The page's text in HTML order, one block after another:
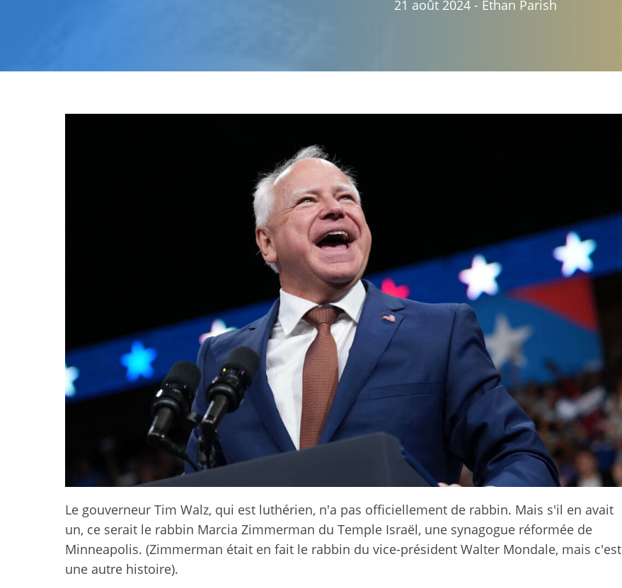
21 août 2024 - Ethan Parish
Le gouverneur Tim Walz, qui est luthérien, n'a pas officiellement de rabbin. Mais s'il en avait
un, ce serait le rabbin Marcia Zimmerman du Temple Israël, une synagogue réformée de
Minneapolis. (Zimmerman était en fait le rabbin du vice-président Walter Mondale, mais c'est
une autre histoire).